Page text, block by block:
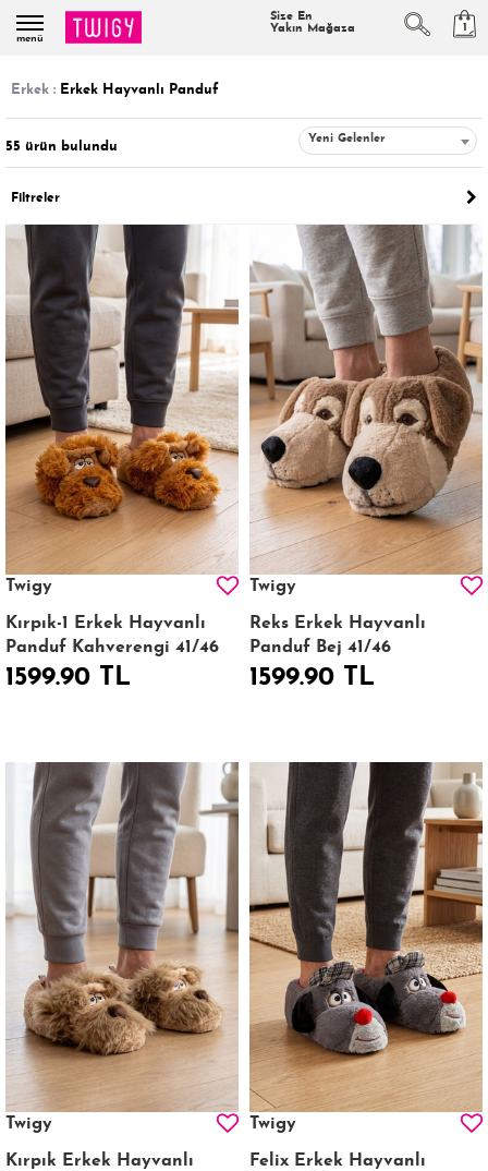
menü
Size En
Yakın Mağaza
1
erkek : Erkek Hayvanlı Panduf
55 ürün bulundu
Yeni Gelenler
Filtreler
Twigy
Kırpık-1 Erkek Hayvanlı
Panduf Kahverengi 41/46
1599.90 TL
Twigy
Reks Erkek Hayvanlı
Panduf Bej 41/46
1599.90 TL
Twigy
Kırpık Erkek Hayvanlı
Twigy
Felix Erkek Hayvanlı